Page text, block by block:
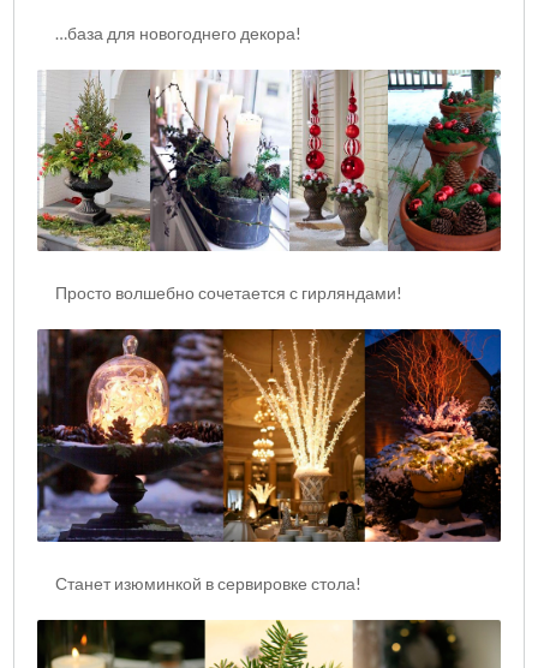
…база для новогоднего декора!
Просто волшебно сочетается с гирляндами!
Станет изюминкой в сервировке стола!